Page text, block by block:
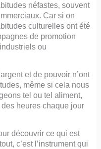
néfastes, souvent
Car si on
culturelles ont été
de promotion
ou
et de pouvoir n’ont
même si cela nous
tel ou tel aliment,
heures chaque jour
découvrir ce qui est
c’est l’instrument qui